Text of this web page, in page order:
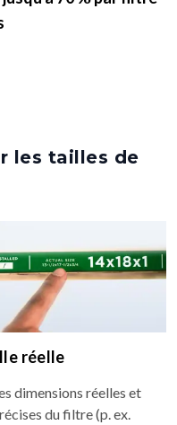
les tailles de
réelle
dimensions réelles et
du filtre (p. ex.